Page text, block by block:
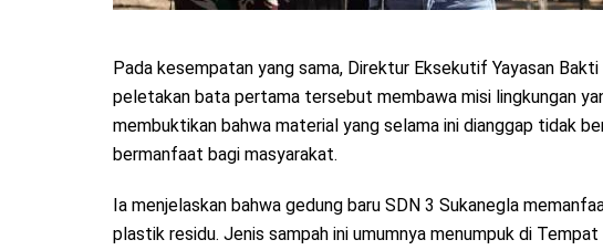
Pada kesempatan yang sama, Direktur Eksekutif Yayasan
peletakan bata pertama tersebut membawa misi lingkungan
membuktikan bahwa material yang selama ini dianggap tidak
bermanfaat bagi masyarakat.
Ia menjelaskan bahwa gedung baru SDN 3 Sukanegla
plastik residu. Jenis sampah ini umumnya menumpuk di